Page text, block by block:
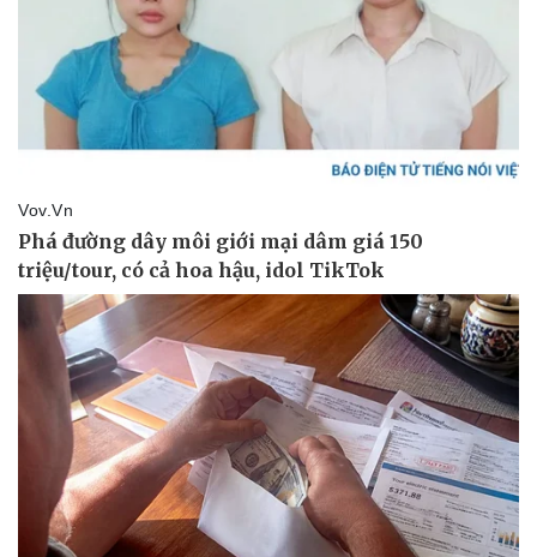
Thể thao
Bóng đá
Lịch thi đấu bóng đá
Thế giới thể thao
eSports
Hậu trường
Ô tô - Xe máy
Ô tô
Xe máy
Tư vấn